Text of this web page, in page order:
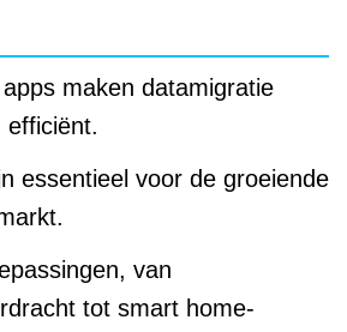
maken datamigratie
efficiënt.
essentieel voor de groeiende
van
tot smart home-